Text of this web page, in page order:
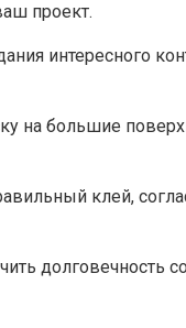
проект.
интересного
на большие
клей,
долговечность